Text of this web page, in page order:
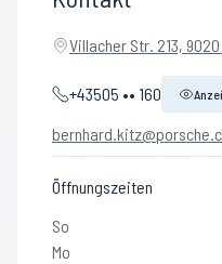
Villacher Str. 213,
+43505 •• 160
Öffnungszeiten
So
Mo